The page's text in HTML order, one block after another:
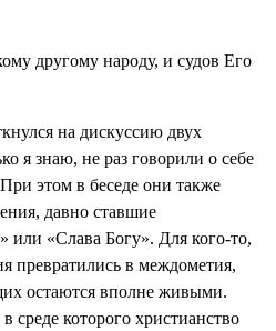
другому народу, и судов Его
на дискуссию двух
я знаю, не раз говорили о себе
этом в беседе они также
давно ставшие
«Слава Богу». Для кого-то,
превратились в междометия,
остаются вполне живыми.
среде которого христианство